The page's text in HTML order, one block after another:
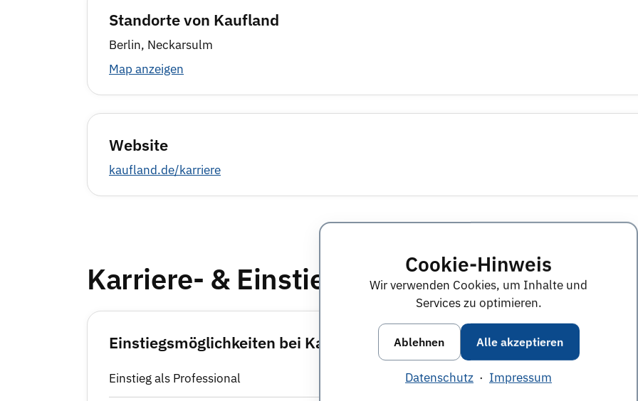
Cookie-Hinweis
Wir verwenden Cookies, um Inhalte und
Services zu optimieren.
Ablehnen Alle akzeptieren
Datenschutz · Impressum
Standorte von Kaufland
Berlin, Neckarsulm
Map anzeigen
Website
kaufland.de/karriere
Karriere- & Einstiegsmöglichkeiten
Einstiegsmöglichkeiten bei Kaufland
Einstieg als Professional ja